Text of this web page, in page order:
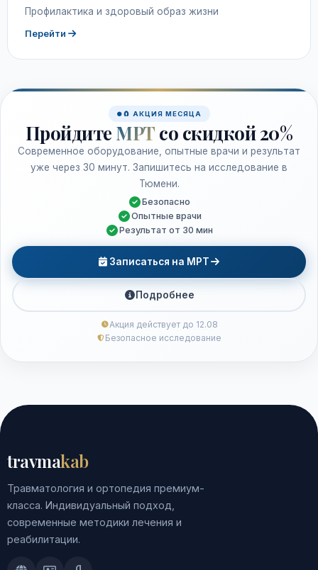
Профилактика и здоровый образ жизни
Перейти
🧲 АКЦИЯ МЕСЯЦА
Пройдите МРТ со скидкой 20%
Современное оборудование, опытные врачи и результат
уже через 30 минут. Запишитесь на исследование в
Тюмени.
Безопасно
Опытные врачи
Результат от 30 мин
Записаться на МРТ
Подробнее
Акция действует до 12.08
Безопасное исследование
travmakab
Травматология и ортопедия премиум-
класса. Индивидуальный подход,
современные методики лечения и
реабилитации.